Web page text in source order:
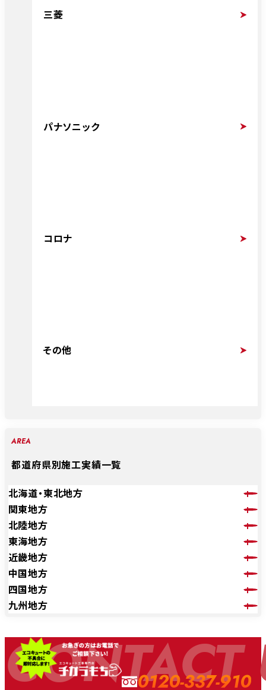
三菱
パナソニック
コロナ
その他
AREA
都道府県別施工実績一覧
北海道・東北地方
関東地方
北陸地方
東海地方
近畿地方
中国地方
四国地方
九州地方
CONTACT
0120-337-910